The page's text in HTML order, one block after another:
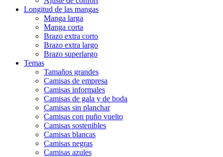
Longitud de las mangas
Manga larga
Manga corta
Brazo extra corto
Brazo extra largo
Brazo superlargo
Temas
Tamaños grandes
Camisas de empresa
Camisas informales
Camisas de gala y de boda
Camisas sin planchar
Camisas con puño vuelto
Camisas sostenibles
Camisas blancas
Camisas negras
Camisas azules